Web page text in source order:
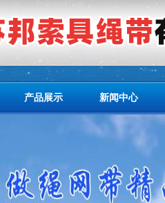
产品展示 新闻中心